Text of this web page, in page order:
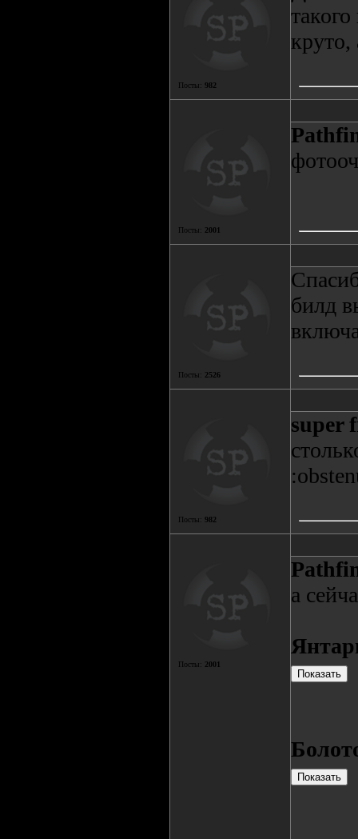
Посты: 982
Посты: 2001
Посты: 2526
билд
Посты: 982
super
Посты: 2001
а